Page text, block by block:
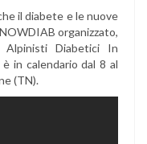
il diabete e le nuove
organizzato,
Alpinisti Diabetici In
in calendario dal 8 al
(TN).